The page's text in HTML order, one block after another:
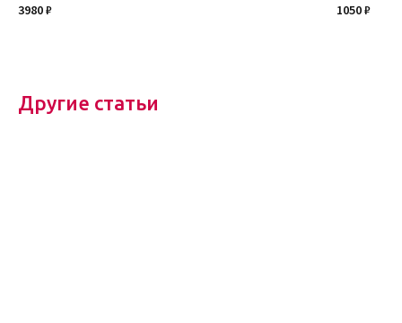
3980 ₽
1050 ₽
Другие статьи